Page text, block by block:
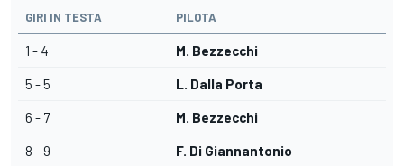
GIRI IN TESTA PILOTA
1 - 4 M. Bezzecchi
5 - 5 L. Dalla Porta
6 - 7 M. Bezzecchi
8 - 9 F. Di Giannantonio